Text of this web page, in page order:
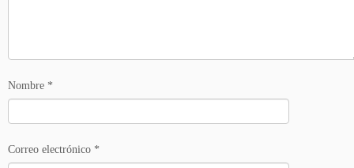
Nombre *
Correo electrónico *